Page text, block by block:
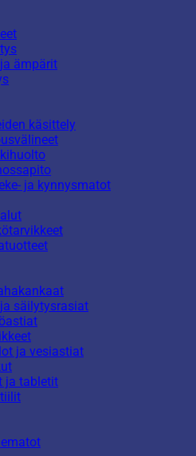
ämpärit
käsittely
ja kynnysmatot
säilytysrasiat
ja vesiastiat
ja tabletit